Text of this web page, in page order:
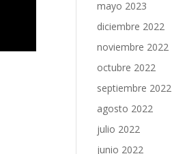
mayo 2023
diciembre 2022
noviembre 2022
octubre 2022
septiembre 2022
agosto 2022
julio 2022
junio 2022